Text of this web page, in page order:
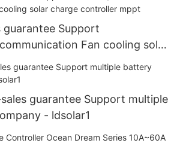
Support
Fan cooling solar
mppt
guarantee Support multiple
- ldsolar1